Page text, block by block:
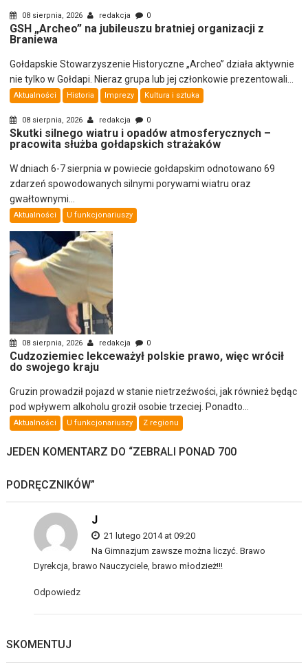
08 sierpnia, 2026 redakcja 0
GSH „Archeo” na jubileuszu bratniej organizacji z
Braniewa
Gołdapskie Stowarzyszenie Historyczne „Archeo” działa aktywnie
nie tylko w Gołdapi. Nieraz grupa lub jej członkowie prezentowali...
Aktualności Historia Imprezy Kultura i sztuka
08 sierpnia, 2026 redakcja 0
Skutki silnego wiatru i opadów atmosferycznych –
pracowita służba gołdapskich strażaków
W dniach 6-7 sierpnia w powiecie gołdapskim odnotowano 69
zdarzeń spowodowanych silnymi porywami wiatru oraz
gwałtownymi...
Aktualności U funkcjonariuszy
08 sierpnia, 2026 redakcja 0
Cudzoziemiec lekceważył polskie prawo, więc wrócił
do swojego kraju
Gruzin prowadził pojazd w stanie nietrzeźwości, jak również będąc
pod wpływem alkoholu groził osobie trzeciej. Ponadto...
Aktualności U funkcjonariuszy Z regionu
JEDEN KOMENTARZ DO “ZEBRALI PONAD 700
PODRĘCZNIKÓW”
J
21 lutego 2014 at 09:20
Na Gimnazjum zawsze można liczyć. Brawo
Dyrekcja, brawo Nauczyciele, brawo młodzież!!!
Odpowiedz
SKOMENTUJ